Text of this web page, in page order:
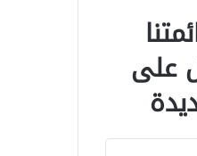
على